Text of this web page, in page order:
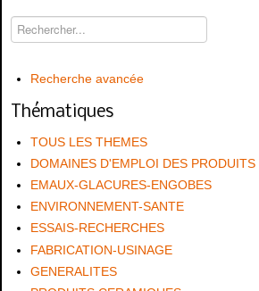
Recherche avancée
Thématiques
TOUS LES THEMES
DOMAINES D'EMPLOI DES
EMAUX-GLACURES-ENGOBES
ENVIRONNEMENT-SANTE
ESSAIS-RECHERCHES
FABRICATION-USINAGE
GENERALITES